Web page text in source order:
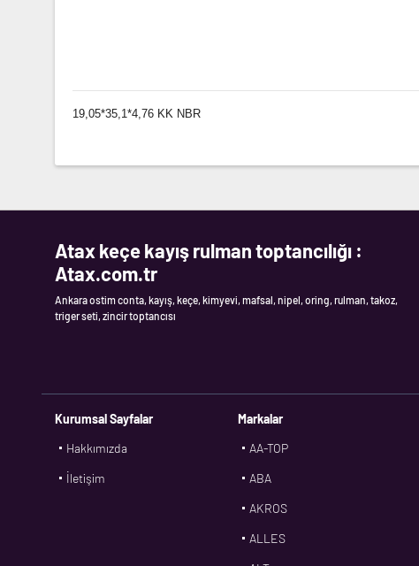
19,05*35,1*4,76 KK NBR
Atax keçe kayış rulman toptancılığı :
Atax.com.tr
Ankara ostim conta, kayış, keçe, kimyevi, mafsal, nipel, oring, rulman, takoz,
triger seti, zincir toptancısı
Kurumsal Sayfalar
Hakkımızda
İletişim
Markalar
AA-TOP
ABA
AKROS
ALLES